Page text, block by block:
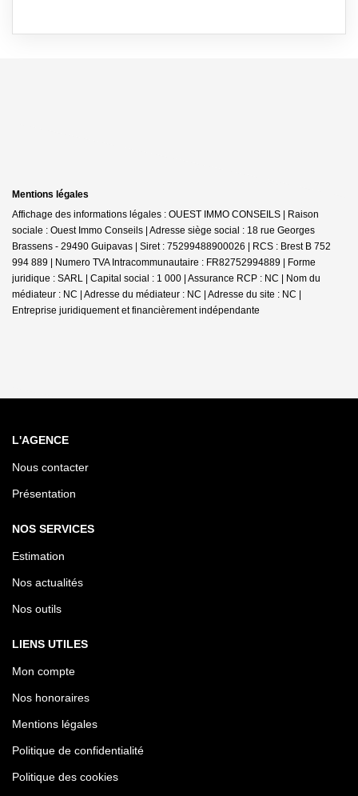
Mentions légales
Affichage des informations légales : OUEST IMMO CONSEILS | Raison
sociale : Ouest Immo Conseils | Adresse siège social : 18 rue Georges
Brassens - 29490 Guipavas | Siret : 75299488900026 | RCS : Brest B 752
994 889 | Numero TVA Intracommunautaire : FR82752994889 | Forme
juridique : SARL | Capital social : 1 000 | Assurance RCP : NC | Nom du
médiateur : NC | Adresse du médiateur : NC | Adresse du site : NC |
Entreprise juridiquement et financièrement indépendante
L'AGENCE
Nous contacter
Présentation
NOS SERVICES
Estimation
Nos actualités
Nos outils
LIENS UTILES
Mon compte
Nos honoraires
Mentions légales
Politique de confidentialité
Politique des cookies